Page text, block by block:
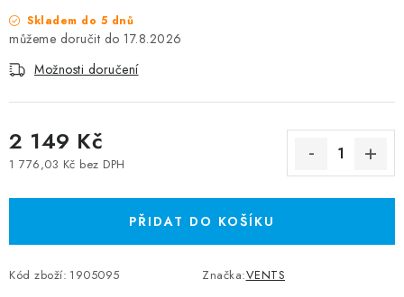
Skladem do 5 dnů
17.8.2026
Možnosti doručení
2 149 Kč
1 776,03 Kč bez DPH
PŘIDAT DO KOŠÍKU
Kód zboží: 1905095 Značka:VENTS